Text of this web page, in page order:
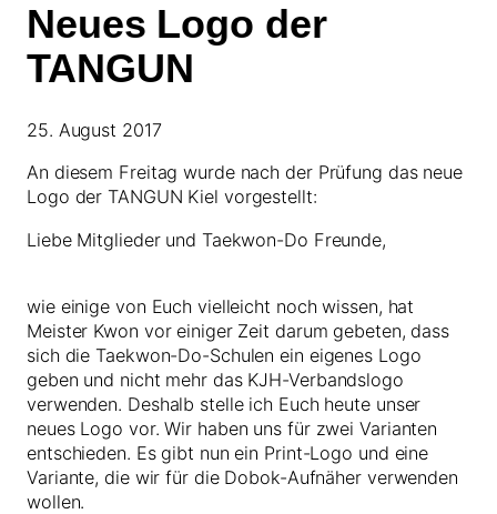
Neues Logo der
TANGUN
25. August 2017
An diesem Freitag wurde nach der Prüfung das neue
Logo der TANGUN Kiel vorgestellt:
Liebe Mitglieder und Taekwon-Do Freunde,
wie einige von Euch vielleicht noch wissen, hat
Meister Kwon vor einiger Zeit darum gebeten, dass
sich die Taekwon-Do-Schulen ein eigenes Logo
geben und nicht mehr das KJH-Verbandslogo
verwenden. Deshalb stelle ich Euch heute unser
neues Logo vor. Wir haben uns für zwei Varianten
entschieden. Es gibt nun ein Print-Logo und eine
Variante, die wir für die Dobok-Aufnäher verwenden
wollen.